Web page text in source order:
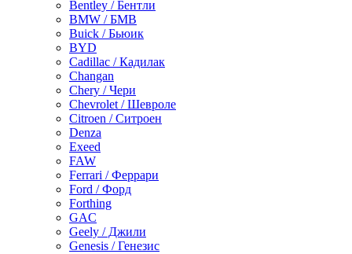
Bentley / Бентли
BMW / БМВ
Buick / Бьюик
BYD
Cadillac / Кадилак
Changan
Chery / Чери
Chevrolet / Шевроле
Citroen / Ситроен
Denza
Exeed
FAW
Ferrari / Феррари
Ford / Форд
Forthing
GAC
Geely / Джили
Genesis / Генезис